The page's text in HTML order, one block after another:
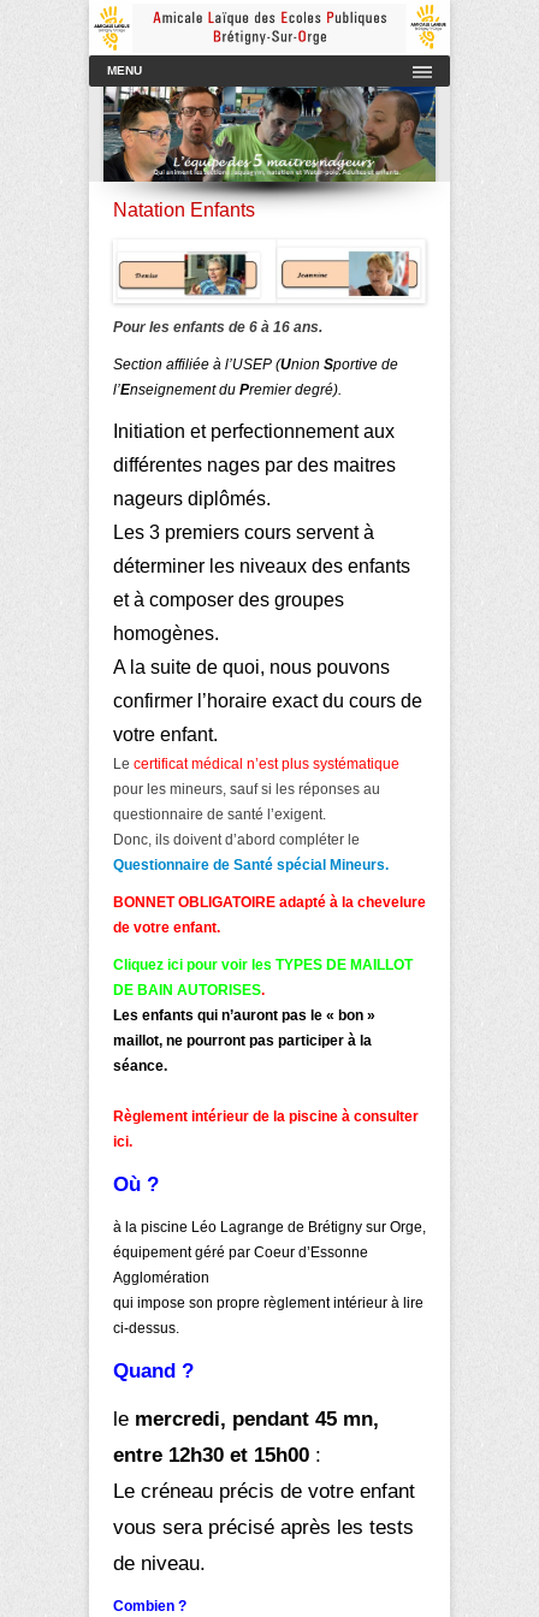
AmicaleLaiqueBretigny
Amicale Laïque des Ecoles Publiques de Brétigny-sur-Orge
Menu principal
Aller au contenu
MENU
Natation Enfants
Pour les enfants de 6 à 16 ans.
Section affiliée à l’USEP (Union Sportive de
l’Enseignement du Premier degré).
Initiation et perfectionnement aux
différentes nages par des maitres
nageurs diplômés.
Les 3 premiers cours servent à
déterminer les niveaux des enfants
et à composer des groupes
homogènes.
A la suite de quoi, nous pouvons
confirmer l’horaire exact du cours de
votre enfant.
Le certificat médical n’est plus systématique
pour les mineurs, sauf si les réponses au
questionnaire de santé l’exigent.
Donc, ils doivent d’abord compléter le
Questionnaire de Santé spécial Mineurs.
BONNET OBLIGATOIRE adapté à la chevelure
de votre enfant.
Cliquez ici pour voir les TYPES DE MAILLOT
DE BAIN AUTORISES.
Les enfants qui n’auront pas le « bon »
maillot, ne pourront pas participer à la
séance.
Règlement intérieur de la piscine à consulter
ici.
Où ?
à la piscine Léo Lagrange de Brétigny sur Orge,
équipement géré par Coeur d’Essonne
Agglomération
qui impose son propre règlement intérieur à lire
ci-dessus.
Quand ?
le mercredi, pendant 45 mn,
entre 12h30 et 15h00 :
Le créneau précis de votre enfant
vous sera précisé après les tests
de niveau.
Combien ?